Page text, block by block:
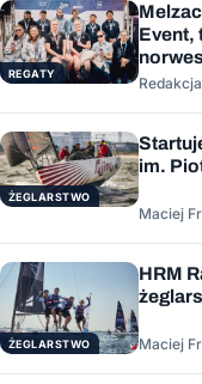
REGATY
Event,
Redakcja
ŻEGLARSTWO
im.
Maciej
ŻEGLARSTWO
HRM
Maciej